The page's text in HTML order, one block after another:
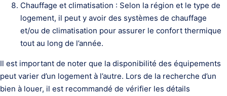
Chauffage et climatisation : Selon la région et le type de
logement, il peut y avoir des systèmes de chauffage
et/ou de climatisation pour assurer le confort thermique
tout au long de l’année.
Il est important de noter que la disponibilité des équipements
peut varier d’un logement à l’autre. Lors de la recherche d’un
bien à louer, il est recommandé de vérifier les détails